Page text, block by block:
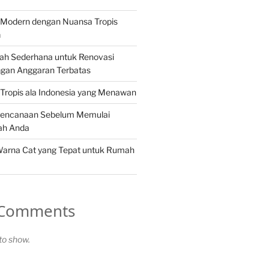
dengan Nuansa Tropis
Sederhana untuk Renovasi
Anggaran Terbatas
ala Indonesia yang Menawan
Sebelum Memulai
Anda
Cat yang Tepat untuk Rumah
show.